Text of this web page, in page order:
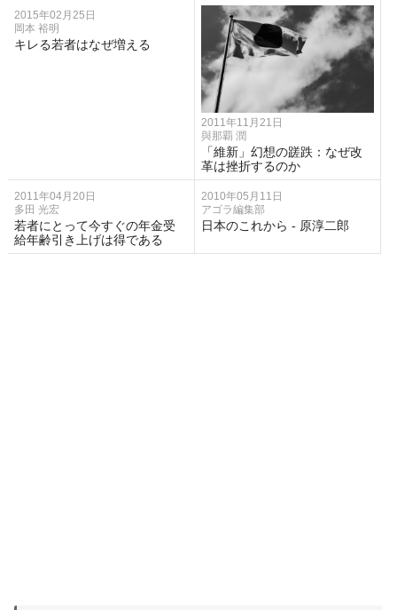
2015年02月25日
岡本 裕明
キレる若者はなぜ増える
2011年11月21日
與那覇 潤
「維新」幻想の蹉跌：なぜ改
革は挫折するのか
2011年04月20日
多田 光宏
若者にとって今すぐの年金受
給年齢引き上げは得である
2010年05月11日
アゴラ編集部
日本のこれから - 原淳二郎